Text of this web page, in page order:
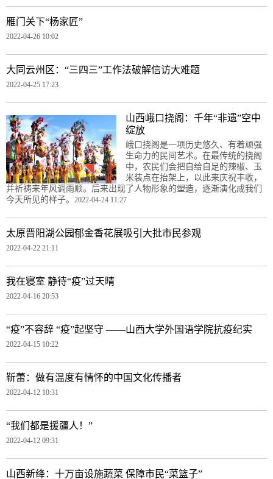
雁门关下“杨家匠”
2022-04-26 10:02
大同云州区：“三四三”工作法破解信访大难题
2022-04-25 17:23
山西峨口挠阁：千年“非遗”空中
绽放
峨口挠阁是一项历史悠久、有着顽强
生命力的民间艺术。在最传统的挠阁
中，农民们会把自给自足的辣椒、玉
米装点在抬架上，以此来庆祝丰收，
并祈祷来年风调雨顺。后来出现了人物形象的塑造，逐渐演化成我们
今天所见的样子。 2022-04-24 11:27
太原晋阳湖公园郁金香花展吸引大批市民参观
2022-04-22 21:11
我在寝室 静待“疫”过天晴
2022-04-16 20:53
“疫”不容辞 “疫”起坚守 ——山西大学外国语学院抗疫纪实
2022-04-15 10:22
靳蕾：做有温度有情怀的中国文化传播者
2022-04-12 10:31
“我们都是援疆人！”
2022-04-12 09:31
山西新绛：十万亩设施蔬菜 保障市民“菜篮子”